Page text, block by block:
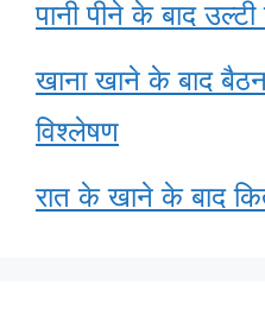
पानी पीने के बाद
खाना खाने के बाद
विश्लेषण
रात के खाने के बाद